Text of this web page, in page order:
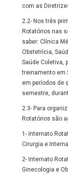
com as
2.2- Nos três
Rotatórios nas
saber: Clínica
Obstetrícia,
Saúde Coletiva,
treinamento em
em períodos de
semestre,
2.3- Para
Rotatórios são
1- Internato
Cirurgia e
2- Internato
Ginecologia e